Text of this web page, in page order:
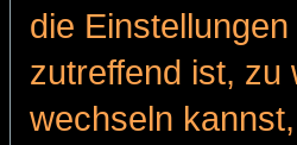
die
zutreffend ist, zu
wechseln